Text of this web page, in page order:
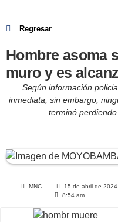
Regresar
Hombre asoma
muro y es
Según información
inmediata; sin embargo,
terminó
MNC
15 de abril de 2024
8:54 am